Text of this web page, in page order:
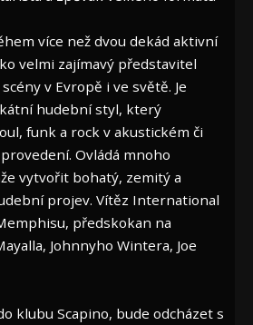
více než dvou dekád aktivní
velmi zajímavý představitel
v Evropě i ve světě. Je
hudební styl, který
funk a rock v akustickém či
Ovládá mnoho
vytvořit bohatý, zemitý a
projev. Vítěz International
předskokan na
Johnnyho Wintera, Joe
klubu Scapino, bude odcházet s